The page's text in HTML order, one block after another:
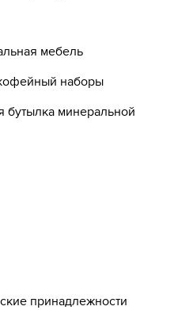
мебель
наборы
бутылка минеральной
принадлежности